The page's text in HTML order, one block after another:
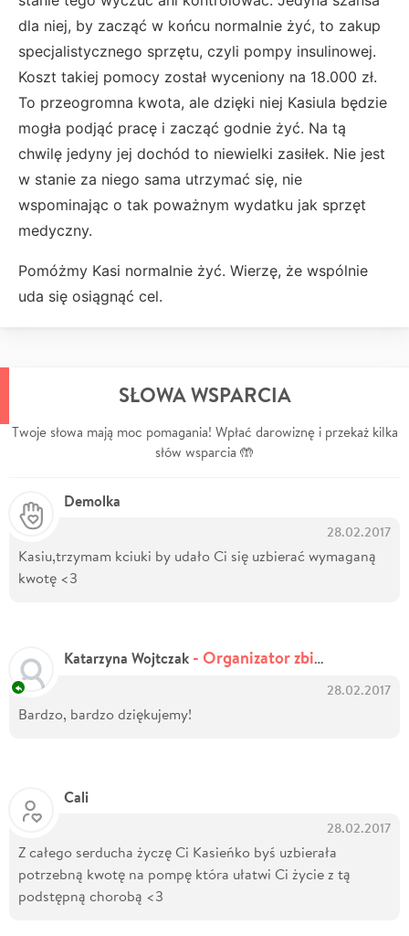
dla niej, by zacząć w końcu normalnie żyć, to zakup
specjalistycznego sprzętu, czyli pompy insulinowej.
Koszt takiej pomocy został wyceniony na 18.000 zł.
To przeogromna kwota, ale dzięki niej Kasiula będzie
mogła podjąć pracę i zacząć godnie żyć. Na tą
chwilę jedyny jej dochód to niewielki zasiłek. Nie jest
w stanie za niego sama utrzymać się, nie
wspominając o tak poważnym wydatku jak sprzęt
medyczny.
Pomóżmy Kasi normalnie żyć. Wierzę, że wspólnie
uda się osiągnąć cel.
SŁOWA WSPARCIA
Twoje słowa mają moc pomagania! Wpłać darowiznę i przekaż kilka
słów wsparcia 🤲
Demolka
28.02.2017
Kasiu,trzymam kciuki by udało Ci się uzbierać wymaganą
kwotę <3
Katarzyna Wojtczak - Organizator zbiórki
28.02.2017
Bardzo, bardzo dziękujemy!
Cali
28.02.2017
Z całego serducha życzę Ci Kasieńko byś uzbierała
potrzebną kwotę na pompę która ułatwi Ci życie z tą
podstępną chorobą <3